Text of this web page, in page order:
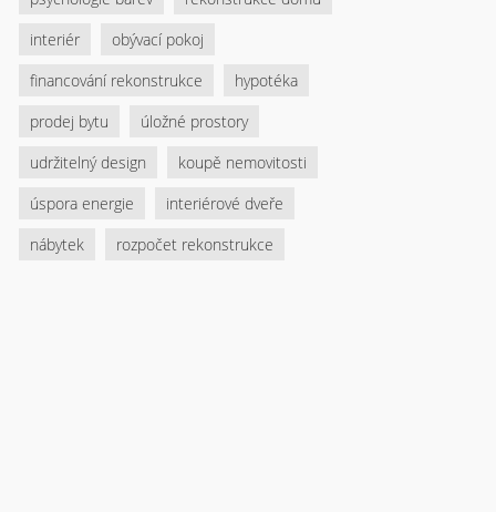
interiér
obývací pokoj
financování rekonstrukce
hypotéka
prodej bytu
úložné prostory
udržitelný design
koupě nemovitosti
úspora energie
interiérové dveře
nábytek
rozpočet rekonstrukce